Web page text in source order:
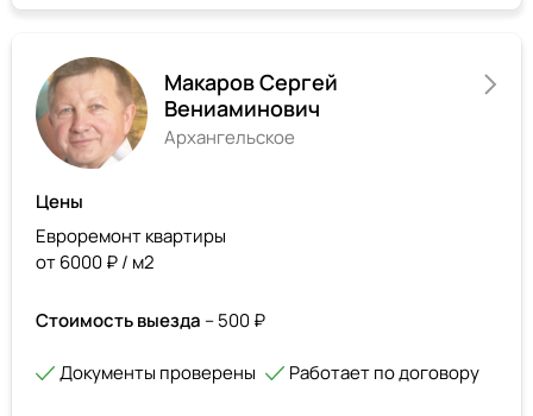
Макаров Сергей
Вениаминович
Архангельское
Цены
Евроремонт квартиры
от 6000 ₽ / м2
Стоимость выезда – 500 ₽
Документы проверены Работает по договору